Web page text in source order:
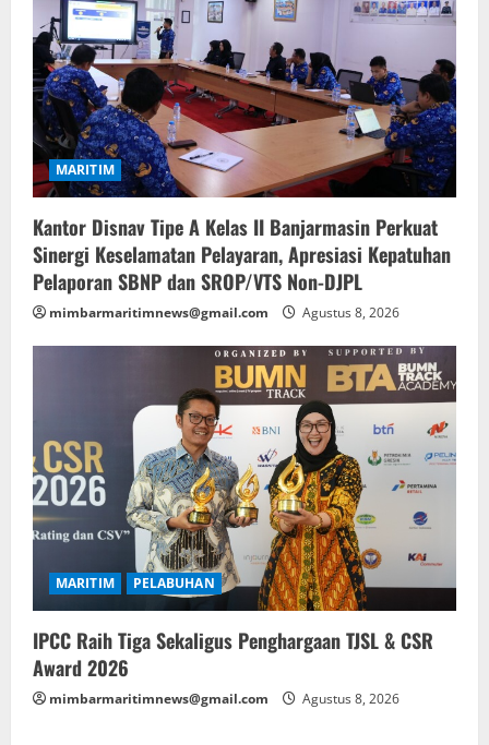
MARITIM
Kantor Disnav Tipe A Kelas II Banjarmasin Perkuat
Sinergi Keselamatan Pelayaran, Apresiasi Kepatuhan
Pelaporan SBNP dan SROP/VTS Non-DJPL
mimbarmaritimnews@gmail.com Agustus 8, 2026
MARITIM PELABUHAN
IPCC Raih Tiga Sekaligus Penghargaan TJSL & CSR
Award 2026
mimbarmaritimnews@gmail.com Agustus 8, 2026